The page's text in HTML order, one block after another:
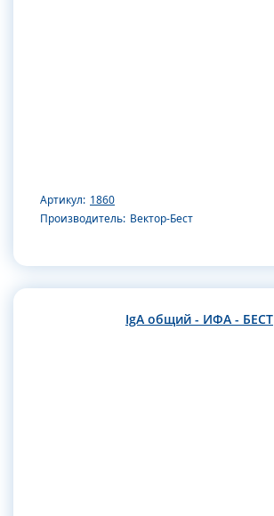
Артикул: 1860
Производитель: Вектор-Бест
IgA общий - ИФА - БЕСТ